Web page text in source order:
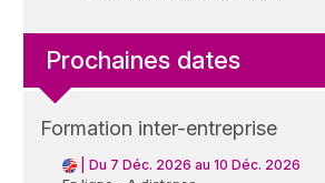
Prochaines dates
Formation inter-entreprise
Du 7 Déc. 2026 au 10 Déc. 2026